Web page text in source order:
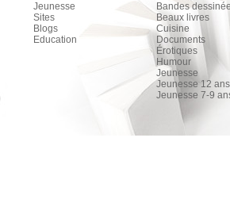
Jeunesse
Sites
Blogs
Education
Bandes
Beaux livres
Cuisine
Documents
Érotiques
Humour
Jeunesse
Jeunesse 12
Jeunesse 7-9